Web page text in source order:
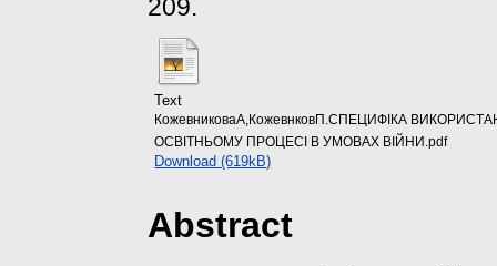
209.
Text
КожевниковаА,КожевнковП.СПЕЦИФІКА
ОСВІТНЬОМУ ПРОЦЕСІ В УМОВАХ ВІЙНИ.pdf
Download (619kB)
Abstract